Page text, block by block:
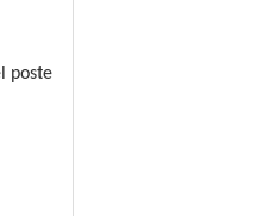
poste